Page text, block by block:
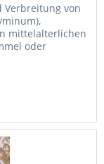
Verbreitung von
mittelalterlichen
oder